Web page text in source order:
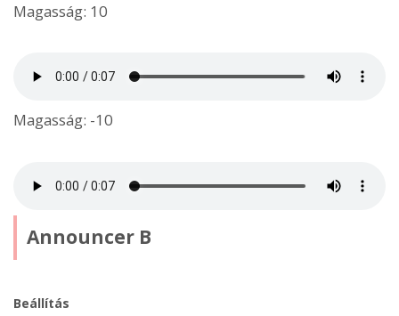
Magasság: 10
Magasság: -10
Announcer B
Beállítás